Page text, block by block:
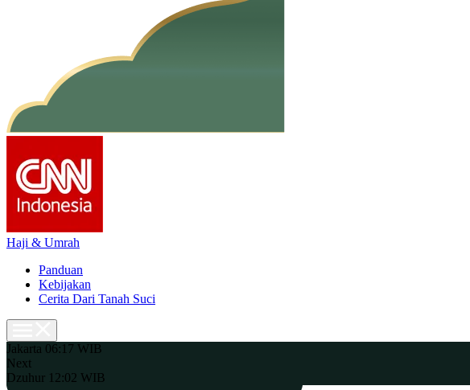
Haji & Umrah
Panduan
Kebijakan
Cerita Dari Tanah Suci
Jakarta 06:17 WIB
Next
Dzuhur 12:02 WIB